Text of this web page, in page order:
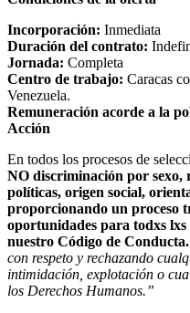
Incorporación: Inmediata
Duración del contrato:
Jornada: Completa
Centro de trabajo: Caracas
Venezuela.
Remuneración acorde a la
Acción
En todos los procesos de
NO discriminación por sexo,
políticas, origen social,
proporcionando un proceso
oportunidades para todxs
nuestro Código de
con respeto y rechazando
intimidación, explotación o
los Derechos Humanos.”